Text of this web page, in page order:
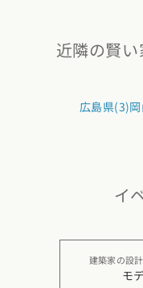
近隣の賢
広島県(3)
イ
建築家の設
モ